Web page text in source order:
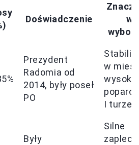
Doświadczenie
w
Prezydent
Radomia od
2014, były poseł
PO
w
I turze
Były
Silne